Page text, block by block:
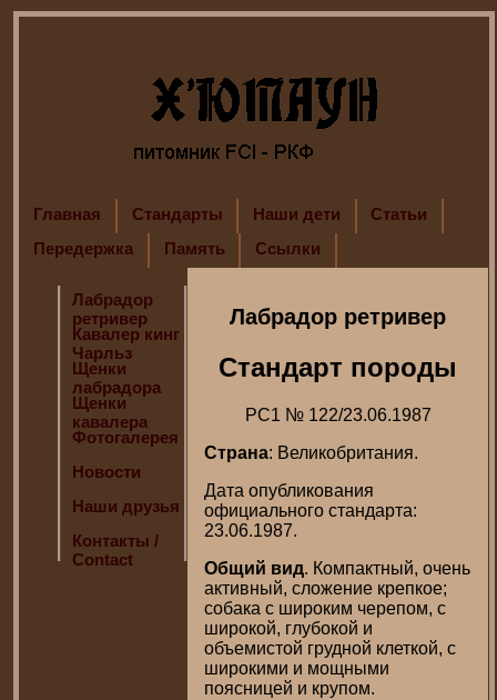
Главная Стандарты Наши дети
Статьи
Передержка
Память Ссылки
Лабрадор
ретривер
Кавалер кинг
Чарльз
Щенки
лабрадора
Щенки
кавалера
Фотогалерея
Новости
Наши друзья
Контакты /
Contact
Лабрадор ретривер
Стандарт породы
РС1 № 122/23.06.1987
Страна: Великобритания.
Дата опубликования
официального стандарта:
23.06.1987.
Общий вид. Компактный, очень
активный, сложение крепкое;
собака с широким черепом, с
широкой, глубокой и
объемистой грудной клеткой, с
широкими и мощными
поясницей и крупом.